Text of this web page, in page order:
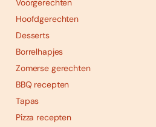
Voorgerechten
Hoofdgerechten
Desserts
Borrelhapjes
Zomerse gerechten
BBQ recepten
Tapas
Pizza recepten